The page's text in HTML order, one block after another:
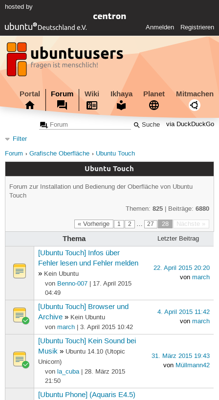
hosted by
Anmelden Registrieren
Portal Forum Wiki Ikhaya Planet Mitmachen
via DuckDuckGo
Filter
Forum
Grafische Oberfläche Ubuntu Touch
Ubuntu Touch
Forum zur Installation und Bedienung der Oberfläche von Ubuntu
Touch
Themen: 825| Beiträge: 6880
« Vorherige 1 2 … 27 28 Nächste »
Thema Letzter Beitrag
[Ubuntu Touch] Infos über
Fehler lesen und Fehler melden
» Kein Ubuntu
von Benno-007| 17. April 2015
04:49
22. April 2015 20:20
von march
[Ubuntu Touch] Browser und
Archive » Kein Ubuntu
von march| 3. April 2015 10:42
4. April 2015 11:42
von march
[Ubuntu Touch] Kein Sound bei
Musik » Ubuntu 14.10 (Utopic
Unicorn)
von la_cuba| 28. März 2015
21:50
31. März 2015 19:43
von Müllmann42
[Ubuntu Phone] (Aquaris E4.5)